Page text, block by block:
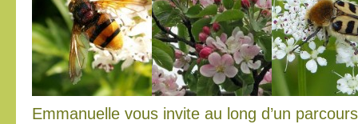
Emmanuelle vous invite au long d’un